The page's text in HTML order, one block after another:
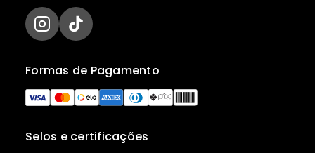
Selos e certificações
Formas de Pagamento